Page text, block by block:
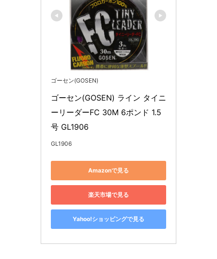
ゴーセン(GOSEN)
ゴーセン(GOSEN) ライン タイニ
ーリーダーFC 30M 6ポンド 1.5
号 GL1906
GL1906
Amazonで見る
楽天市場で見る
Yahoo!ショッピングで見る